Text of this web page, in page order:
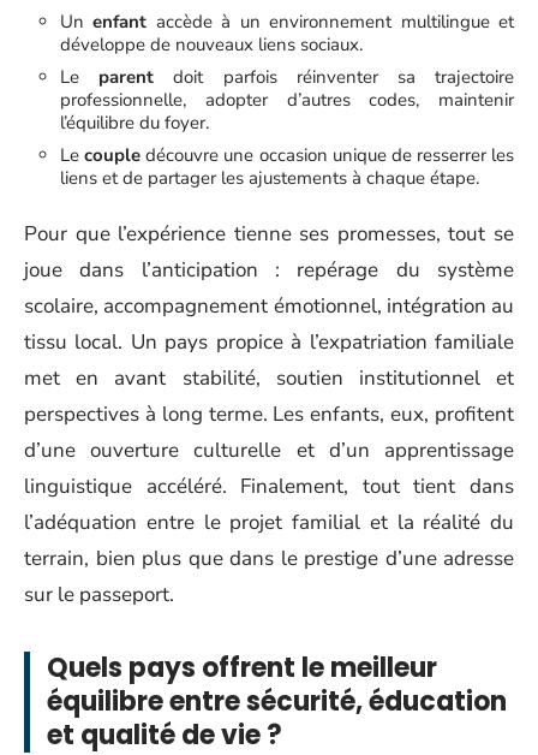
Unenfant accède à un environnement multilingue et
développe de nouveaux liens sociaux.
Le parent doit parfois réinventer sa trajectoire
professionnelle, adopter d’autres codes, maintenir
l’équilibre du foyer.
Lecouple découvre une occasion unique de resserrer les
liens et de partager les ajustements à chaque étape.
Pour que l’expérience tienne ses promesses, tout se
joue dans l’anticipation : repérage du système
scolaire, accompagnement émotionnel, intégration au
tissu local. Un pays propice à l’expatriation familiale
met en avant stabilité, soutien institutionnel et
perspectives à long terme. Les enfants, eux, profitent
d’une ouverture culturelle et d’un apprentissage
linguistique accéléré. Finalement, tout tient dans
l’adéquation entre le projet familial et la réalité du
terrain, bien plus que dans le prestige d’une adresse
sur le passeport.
Quels pays offrent le meilleur
équilibre entre sécurité, éducation
et qualité de vie ?